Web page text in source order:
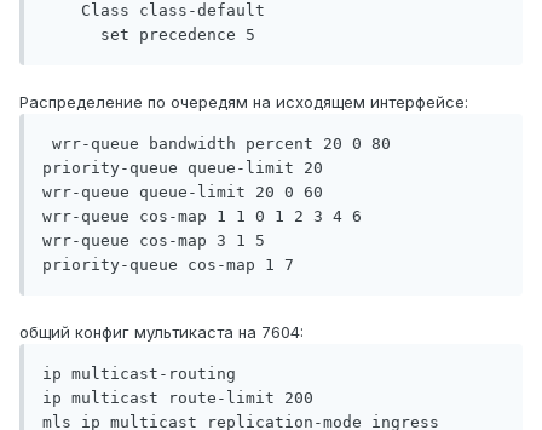
Class class-default
set precedence 5
Распределение по очередям на исходящем интерфейсе:
priority-queue queue-limit 20
wrr-queue queue-limit 20 0 60
wrr-queue cos-map 1 1 0 1 2 3 4 6
wrr-queue cos-map 3 1 5
priority-queue cos-map 1 7
общий конфиг мультикаста на 7604:
ip multicast-routing
ip multicast route-limit 200
mls ip multicast replication-mode ingress